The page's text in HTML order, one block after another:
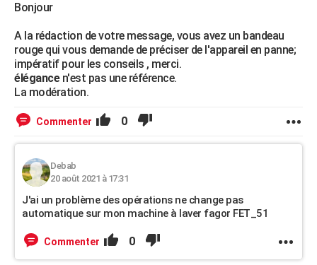
Bonjour
A la rédaction de votre message, vous avez un bandeau
rouge qui vous demande de préciser de l'appareil en panne;
impératif pour les conseils , merci.
élégancen'est pas une référence.
La modération.
Commenter 0
Debab
20 août 2021 à 17:31
J'ai un problème des opérations ne change pas
automatique sur mon machine à laver fagor FET_51
Commenter 0